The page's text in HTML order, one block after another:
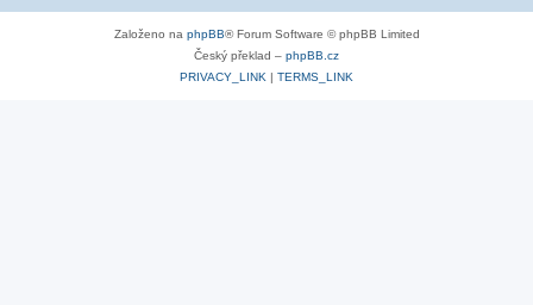
Založeno na phpBB® Forum Software © phpBB Limited
Český překlad – phpBB.cz
PRIVACY_LINK | TERMS_LINK